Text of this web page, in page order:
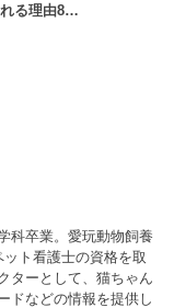
る理由8…
科卒業。愛玩動物飼養
ト看護士の資格を取
ターとして、猫ちゃん
ドなどの情報を提供し